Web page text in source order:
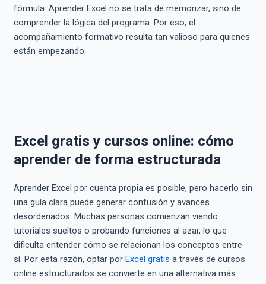
fórmula. Aprender Excel no se trata de memorizar, sino de
comprender la lógica del programa. Por eso, el
acompañamiento formativo resulta tan valioso para quienes
están empezando.
Excel gratis y cursos online: cómo
aprender de forma estructurada
Aprender Excel por cuenta propia es posible, pero hacerlo sin
una guía clara puede generar confusión y avances
desordenados. Muchas personas comienzan viendo
tutoriales sueltos o probando funciones al azar, lo que
dificulta entender cómo se relacionan los conceptos entre
sí. Por esta razón, optar por Excel gratis a través de cursos
online estructurados se convierte en una alternativa más